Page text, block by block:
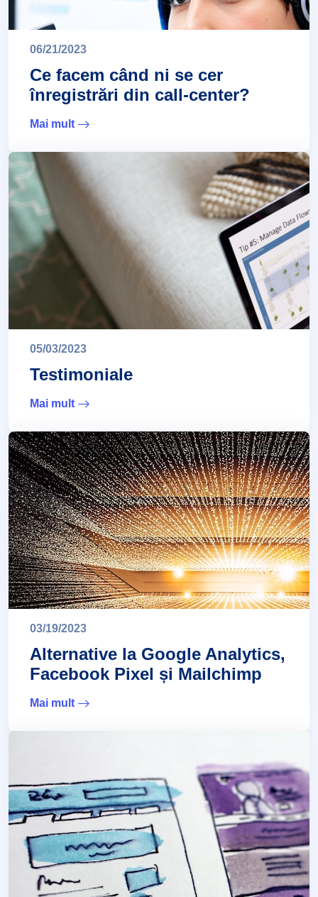
06/21/2023
Ce facem când ni se cer
înregistrări din call-center?
Mai mult
05/03/2023
Testimoniale
Mai mult
03/19/2023
Alternative la Google Analytics,
Facebook Pixel și Mailchimp
Mai mult